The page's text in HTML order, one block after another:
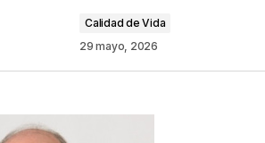
Calidad de Vida
29 mayo, 2026